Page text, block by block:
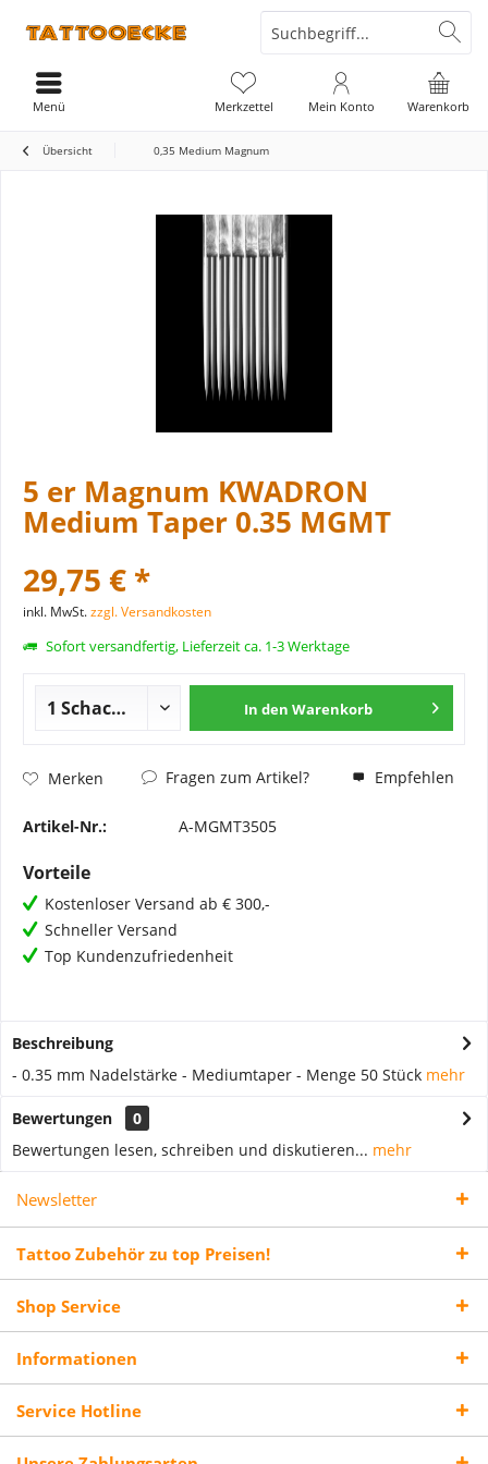
Warenkorb
Merkzettel Mein Konto
Menü
Übersicht 0,35 Medium Magnum
5 er Magnum KWADRON
Medium Taper 0.35 MGMT
29,75 € *
inkl. MwSt.zzgl. Versandkosten
Sofort versandfertig, Lieferzeit ca. 1-3 Werktage
In den Warenkorb
Merken Fragen zum Artikel? Empfehlen
Artikel-Nr.: A-MGMT3505
Vorteile
Kostenloser Versand ab € 300,-
Schneller Versand
Top Kundenzufriedenheit
Beschreibung
- 0.35 mm Nadelstärke - Mediumtaper - Menge 50 Stück mehr
Bewertungen
0
Bewertungen lesen, schreiben und diskutieren... mehr
Newsletter
Tattoo Zubehör zu top Preisen!
Shop Service
Informationen
Service Hotline